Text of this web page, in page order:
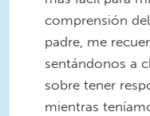
comprensión
padre, me
sentándonos a
sobre tener
mientras